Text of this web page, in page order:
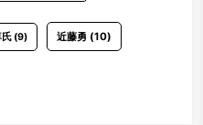
(9) 近藤勇 (10)